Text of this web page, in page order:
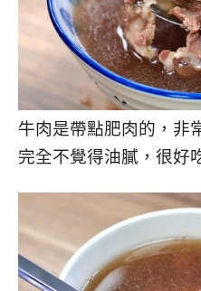
牛肉是帶點肥肉的，非
完全不覺得油膩，很好